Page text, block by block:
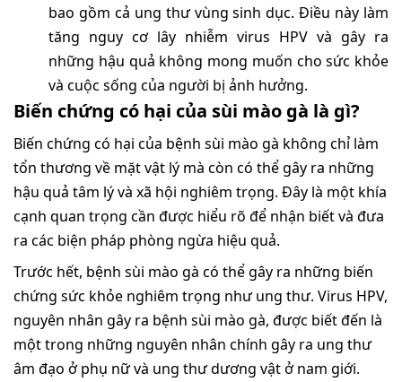
bao gồm cả ung thư vùng sinh dục. Điều này làm
tăng nguy cơ lây nhiễm virus HPV và gây ra
những hậu quả không mong muốn cho sức khỏe
và cuộc sống của người bị ảnh hưởng.
Biến chứng có hại của sùi mào gà là gì?
Biến chứng có hại của bệnh sùi mào gà không chỉ làm
tổn thương về mặt vật lý mà còn có thể gây ra những
hậu quả tâm lý và xã hội nghiêm trọng. Đây là một khía
cạnh quan trọng cần được hiểu rõ để nhận biết và đưa
ra các biện pháp phòng ngừa hiệu quả.
Trước hết, bệnh sùi mào gà có thể gây ra những biến
chứng sức khỏe nghiêm trọng như ung thư. Virus HPV,
nguyên nhân gây ra bệnh sùi mào gà, được biết đến là
một trong những nguyên nhân chính gây ra ung thư
âm đạo ở phụ nữ và ung thư dương vật ở nam giới.